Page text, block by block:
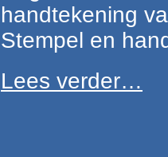
handtekening
Stempel en
Lees verder…